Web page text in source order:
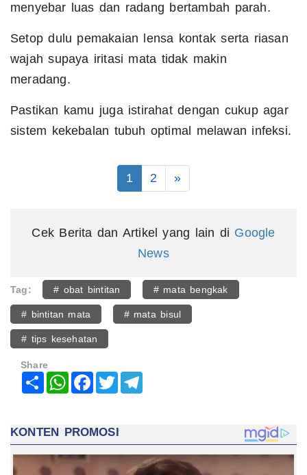
menyebar luas dan radang bertambah parah.
Setop dulu pemakaian lensa kontak serta riasan
wajah supaya iritasi mata tidak makin
meradang.
Pastikan kamu juga istirahat dengan cukup agar
sistem kekebalan tubuh optimal melawan infeksi.
1 2 »
Cek Berita dan Artikel yang lain di Google
News
Tag: # obat bintitan # mata bengkak
# bintitan mata # mata bisul
# tips kesehatan
Share
Share WhatsAppFacebook
Twitter